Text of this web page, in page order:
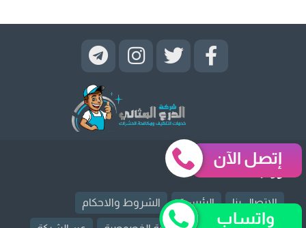
روابط قد تهمك
الإتصال بنا الرئيسية الشروط والاحكام
إتصل الآن
واتساب